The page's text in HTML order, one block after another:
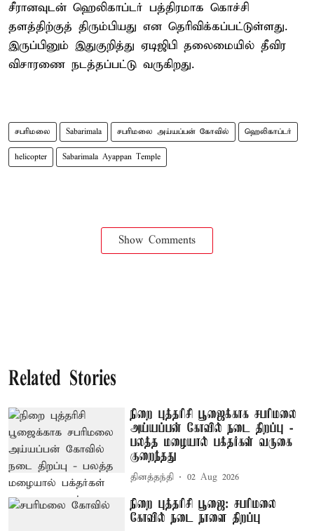
சீரானவுடன் ஹெலிகாப்டர் பத்திரமாக கொச்சி
தளத்திற்குத் திரும்பியது என தெரிவிக்கப்பட்டுள்ளது.
இருப்பினும் இதுகுறித்து ஏடிஜிபி தலைமையில் தீவிர
விசாரணை நடத்தப்பட்டு வருகிறது.
சபரிமலை Sabarimala சபரிமலை அய்யப்பன் கோவில் ஹெலிகாப்டர்
helicopter Sabarimala Ayappan Temple
Show Comments
Related Stories
நிறை புத்தரிசி பூஜைக்காக சபரிமலை
அய்யப்பன் கோவில் நடை திறப்பு -
பலத்த மழையால் பக்தர்கள் வருகை
குறைந்தது
தினத்தந்தி 02 Aug 2026
நிறை புத்தரிசி பூஜை: சபரிமலை
கோவில் நடை நாளை திறப்பு